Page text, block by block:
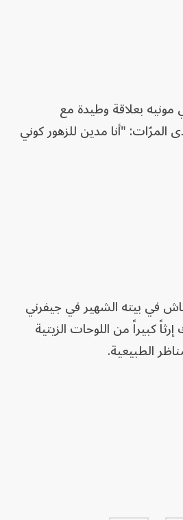
مونيه بعلاقة وطيدة مع
المرّات: "أنا مدين للزهور كوني
(1840-1926) عاش في بيته الشهير في جيفرني
كبيراً من اللوحات الزيتية
الطبيعية.